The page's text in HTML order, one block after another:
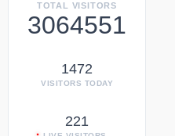
TOTAL VISITORS
3064551
1472
VISITORS TODAY
221